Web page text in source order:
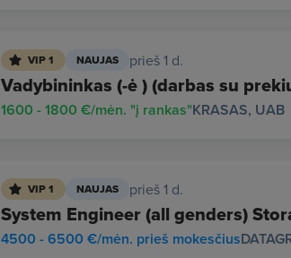
VIP 1 NAUJAS prieš 1 d.
Vadybininkas (-ė ) (darbas su
KRASAS, UAB
1600 - 1800 €/mėn. "į rankas"
VIP 1 NAUJAS prieš 1 d.
System Engineer (all genders)
4500 - 6500 €/mėn. prieš mokesčius